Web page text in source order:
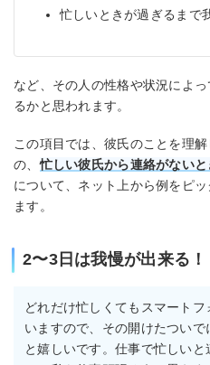
忙しいときが過ぎるまで
など、その人の性格や状況によ
るかと思われます。
この項目では、彼氏のことを理
の、忙しい彼氏から連絡がない
について、ネット上から例をピ
ます。
2〜3日は我慢が出来る！
どれだけ忙しくてもスマート
いますので、その開けたつい
と嬉しいです。仕事で忙しい